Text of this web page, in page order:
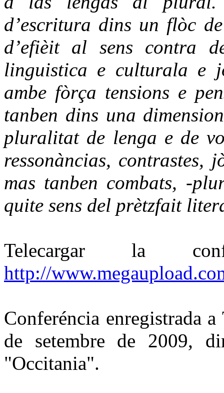
d’escritura dins un flòc
d’efièit al sens contra
linguistica e culturala e
ambe fòrça tensions e
tanben dins una
pluralitat de lenga e de
ressonàncias, contrastes,
mas tanben combats, -
quite sens del prètzfait
Telecargar la
http://
Conferéncia enregistrada
de setembre de 2009,
"Occitania".